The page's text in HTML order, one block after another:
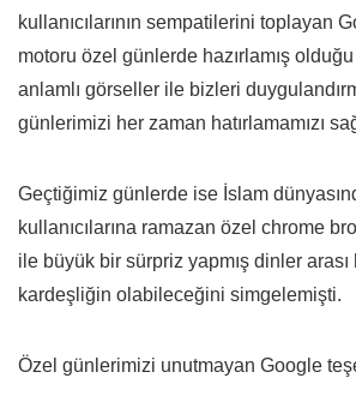
kullanıcılarının sempatilerini toplayan
motoru özel günlerde hazırlamış
anlamlı görseller ile bizleri
günlerimizi her zaman hatırlamamızı
Geçtiğimiz günlerde ise İslam
kullanıcılarına ramazan özel chrome
ile büyük bir sürpriz yapmış dinler arası
kardeşliğin olabileceğini simgelemişti.
Özel günlerimizi unutmayan Google